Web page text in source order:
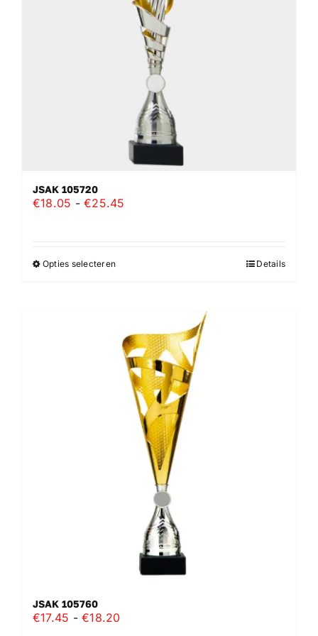
JSAK 105720
€18.05 - €25.45
Opties selecterenDit
variaties.
Deze
optie
kan
gekozen
worden
productpagina
Details
JSAK 105760
€17.45 - €18.20Prijsklasse: